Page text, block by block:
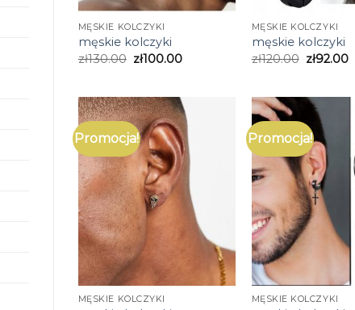
MĘSKIE KOLCZYKI
męskie kolczyki
zł130.00 zł100.00
MĘSKIE KOLCZYKI
męskie kolczyki
zł120.00 zł92.00
Promocja!
MĘSKIE KOLCZYKI
Promocja!
MĘSKIE KOLCZYKI